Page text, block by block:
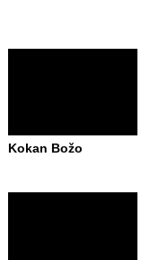
Kokan Božo